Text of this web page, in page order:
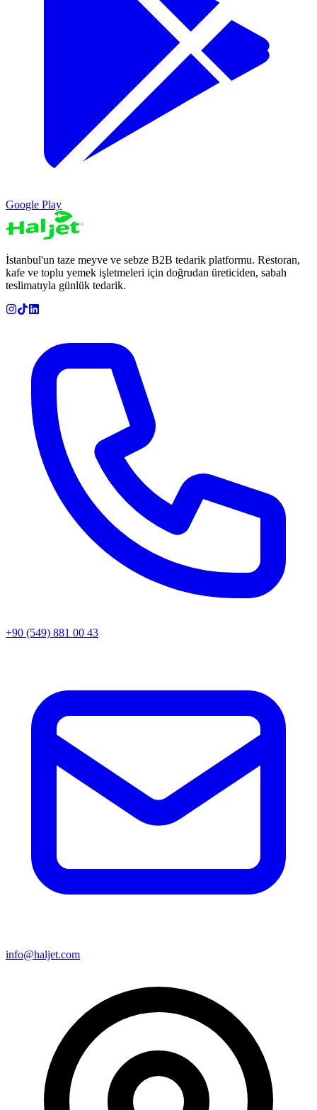
Google Play
İstanbul'un taze meyve ve sebze B2B tedarik platformu. Restoran,
kafe ve toplu yemek işletmeleri için doğrudan üreticiden, sabah
teslimatıyla günlük tedarik.
+90 (549) 881 00 43
info@haljet.com